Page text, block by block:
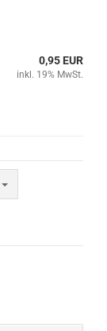
0,95 EUR
inkl. 19% MwSt.